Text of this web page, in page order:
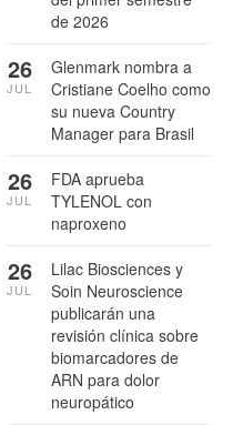
de 2026
Glenmark nombra a
Cristiane Coelho como
su nueva Country
Manager para Brasil
26
JUL
FDA aprueba
TYLENOL con
naproxeno
26
JUL
Lilac Biosciences y
Soin Neuroscience
publicarán una
revisión clínica sobre
biomarcadores de
ARN para dolor
neuropático
26
JUL